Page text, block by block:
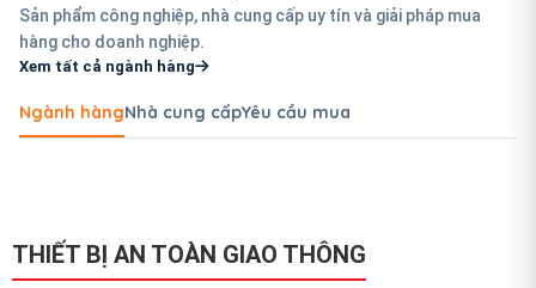
Sản phẩm công nghiệp, nhà cung cấp uy tín và giải pháp mua
hàng cho doanh nghiệp.
Xem tất cả ngành hàng
Ngành hàngNhà cung cấpYêu cầu mua
THIẾT BỊ AN TOÀN GIAO THÔNG